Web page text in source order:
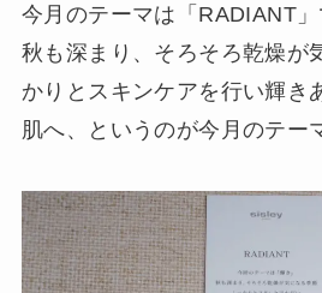
今月のテーマは「RADIANT」
秋も深まり、そろそろ乾燥が
かりとスキンケアを行い輝き
肌へ、というのが今月のテー